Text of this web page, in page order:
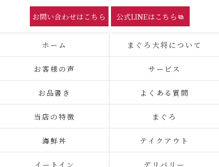
お問い合わせはこちら 公式LINEはこちら
ホーム まぐろ大将について
お客様の声 サービス
お品書き よくある質問
当店の特徴 まぐろ
海鮮丼 テイクアウト
イートイン デリバリー